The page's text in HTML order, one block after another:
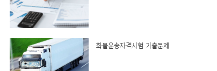
화물운송자격시험 기출문제